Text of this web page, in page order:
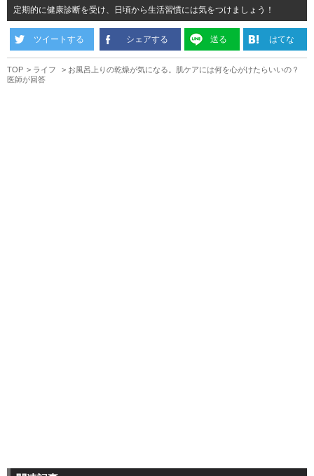
定期的に健康診断を受け、日頃から生活習慣には気をつけましょう！
ツイートする シェアする 送る はてな
TOP ライフ
お風呂上りの乾燥が気になる。肌ケアには何を心がけたらいいの？
医師が回答